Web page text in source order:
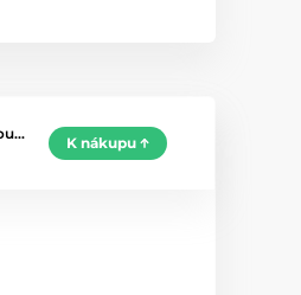
K nákupu